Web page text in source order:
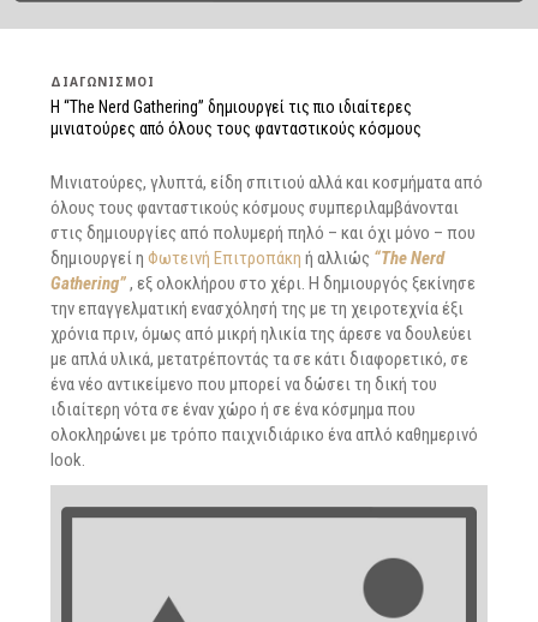
ΔΙΑΓΩΝΙΣΜΟΊ
H “The Nerd Gathering” δημιουργεί τις πιο ιδιαίτερες
μινιατούρες από όλους τους φανταστικούς κόσμους
Μινιατούρες, γλυπτά, είδη σπιτιού αλλά και κοσμήματα από
όλους τους φανταστικούς κόσμους συμπεριλαμβάνονται
στις δημιουργίες από πολυμερή πηλό – και όχι μόνο – που
δημιουργεί η Φωτεινή Επιτροπάκη ή αλλιώς “The Nerd
Gathering”, εξ ολοκλήρου στο χέρι. Η δημιουργός ξεκίνησε
την επαγγελματική ενασχόλησή της με τη χειροτεχνία έξι
χρόνια πριν, όμως από μικρή ηλικία της άρεσε να δουλεύει
με απλά υλικά, μετατρέποντάς τα σε κάτι διαφορετικό, σε
ένα νέο αντικείμενο που μπορεί να δώσει τη δική του
ιδιαίτερη νότα σε έναν χώρο ή σε ένα κόσμημα που
ολοκληρώνει με τρόπο παιχνιδιάρικο ένα απλό καθημερινό
look.